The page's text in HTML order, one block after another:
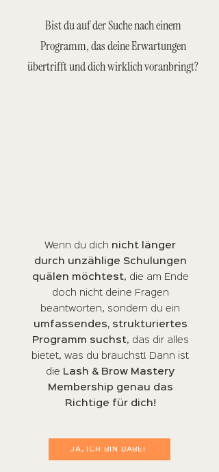
Bist du auf der Suche nach einem
Programm, das deine Erwartungen
übertrifft und dich wirklich voranbringt?
Wenn du dich nicht länger
durch unzählige Schulungen
quälen möchtest, die am Ende
doch nicht deine Fragen
beantworten, sondern du ein
umfassendes, strukturiertes
Programm suchst, das dir alles
bietet, was du brauchst! Dann ist
die Lash & Brow Mastery
Membership genau das
Richtige für dich!
JA, ICH BIN DABEI